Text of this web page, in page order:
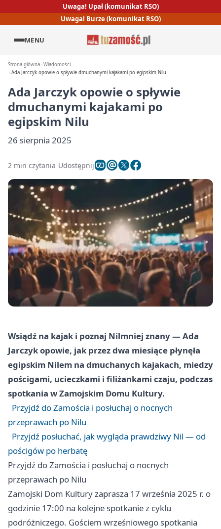
Uwaga! Upał (komunikat RSO)
Uwaga! Burze (komunikat RSO)
MENU
Strona główna Wiadomości
Ada Jarczyk opowie o spływie dmuchanymi kajakami po egipskim Nilu
Ada Jarczyk opowie o spływie
dmuchanymi kajakami po
egipskim Nilu
26 sierpnia 2025
2 min czytania Udostępnij
Wsiądź na kajak i poznaj Nilmniej znany — Ada
Jarczyk opowie, jak przez dwa miesiące płynęła
egipskim Nilem na dmuchanych kajakach, miedzy
pościgami, ucieczkami i filiżankami czaju, podczas
spotkania w Zamojskim Domu Kultury.
Przyjdź do Zamościa i posłuchaj o nocnych
przeprawach po Nilu
Przyjdź posłuchać, jak wygląda prawdziwy Nil — od
pościgów po herbatę
Przyjdź do Zamościa i posłuchaj o nocnych
przeprawach po Nilu
Zamojski Dom Kultury zaprasza 17 września 2025 r. o
godzinie 17:00 na kolejne spotkanie z cyklu
podróżniczego. Gościem wrześniowego spotkania